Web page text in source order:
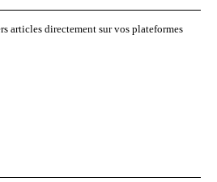
articles directement sur vos plateformes